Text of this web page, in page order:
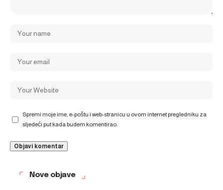
Spremi moje ime, e-poštu i web-stranicu u ovom internet pregledniku za
sljedeći put kada budem komentirao.
Nove objave